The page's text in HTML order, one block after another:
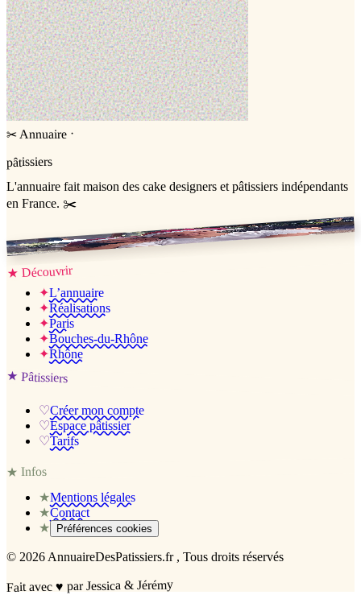
✂ Annuaire ·
pâtissiers
L'annuaire fait maison des cake designers et pâtissiers indépendants
en France. ✂️
Jessica & Jérémy ♡
★ Découvrir
✦L’annuaire
✦Réalisations
✦Paris
✦Bouches-du-Rhône
✦Rhône
★ Pâtissiers
♡Créer mon compte
♡Espace pâtissier
♡Tarifs
★Infos
★Mentions légales
★Contact
★
Préférences cookies
© 2026 AnnuaireDesPatissiers.fr , Tous droits réservés
Fait avec♥ par Jessica & Jérémy